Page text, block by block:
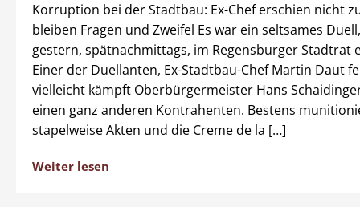
Korruption bei der Stadtbau: Ex-Chef erschien nicht
bleiben Fragen und Zweifel Es war ein seltsames
gestern, spätnachmittags, im Regensburger Stadtrat
Einer der Duellanten, Ex-Stadtbau-Chef Martin Daut
vielleicht kämpft Oberbürgermeister Hans
einen ganz anderen Kontrahenten. Bestens
stapelweise Akten und die Creme de la […]
Weiter lesen